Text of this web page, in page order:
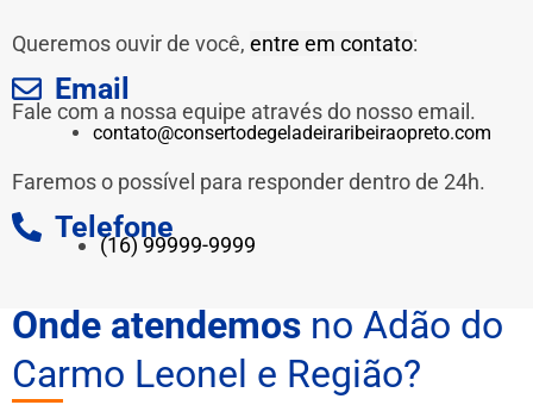
Queremos ouvir de você, entre em contato:
Email
Fale com a nossa equipe através do nosso email.
contato@consertodegeladeiraribeiraopreto.com
Faremos o possível para responder dentro de 24h.
Telefone
(16) 99999-9999
Onde atendemos no Adão do
Carmo Leonel e Região?